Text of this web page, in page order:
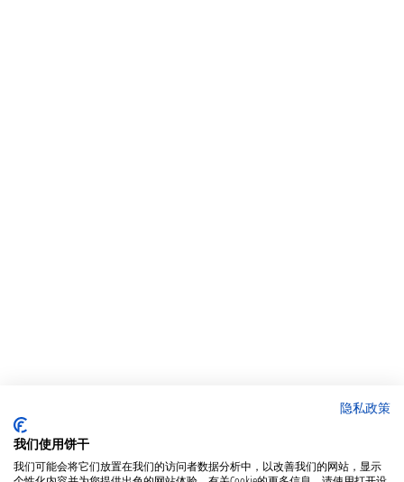
隐私政策
我们使用饼干
我们可能会将它们放置在我们的访问者数据分析中，以改善我们的网站，显示